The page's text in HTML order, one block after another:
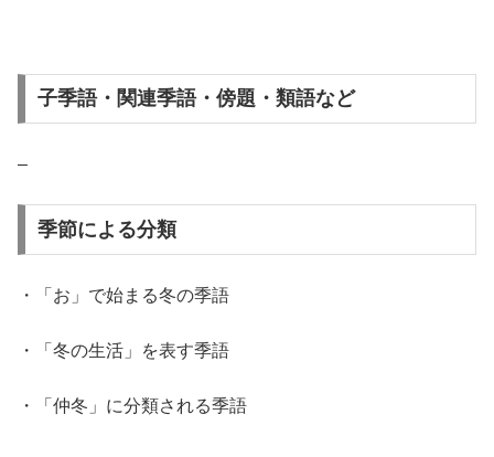
子季語・関連季語・傍題・類語など
–
季節による分類
・「お」で始まる冬の季語
・「冬の生活」を表す季語
・「仲冬」に分類される季語